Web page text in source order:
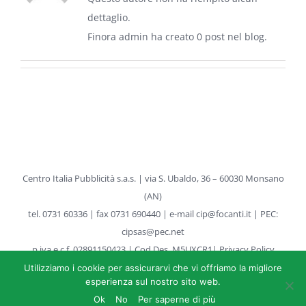
dettaglio.
Finora admin ha creato 0 post nel blog.
Centro Italia Pubblicità s.a.s. | via S. Ubaldo, 36 – 60030 Monsano
(AN)
tel.0731 60336 | fax 0731 690440 | e-mailcip@focanti.it | PEC:
cipsas@pec.net
p.iva e c.f. 02891150423 | Cod.Des. M5UXCR1|Privacy Policy
Utilizziamo i cookie per assicurarvi che vi offriamo la migliore
esperienza sul nostro sito web.
Ok
No Per saperne di più